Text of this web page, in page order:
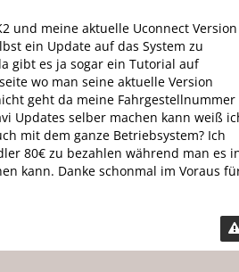
und meine aktuelle Uconnect Version
ein Update auf das System zu
gibt es ja sogar ein Tutorial auf
wo man seine aktuelle Version
geht da meine Fahrgestellnummer
Updates selber machen kann weiß
mit dem ganze Betriebsystem? Ich
80€ zu bezahlen während man es
kann. Danke schonmal im Voraus